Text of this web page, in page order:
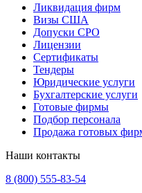
Ликвидация фирм
Визы США
Допуски СРО
Лицензии
Сертификаты
Тендеры
Юридические услуги
Бухгалтерские услуги
Готовые фирмы
Подбор персонала
Продажа готовых
Наши контакты
8 (800) 555-83-54